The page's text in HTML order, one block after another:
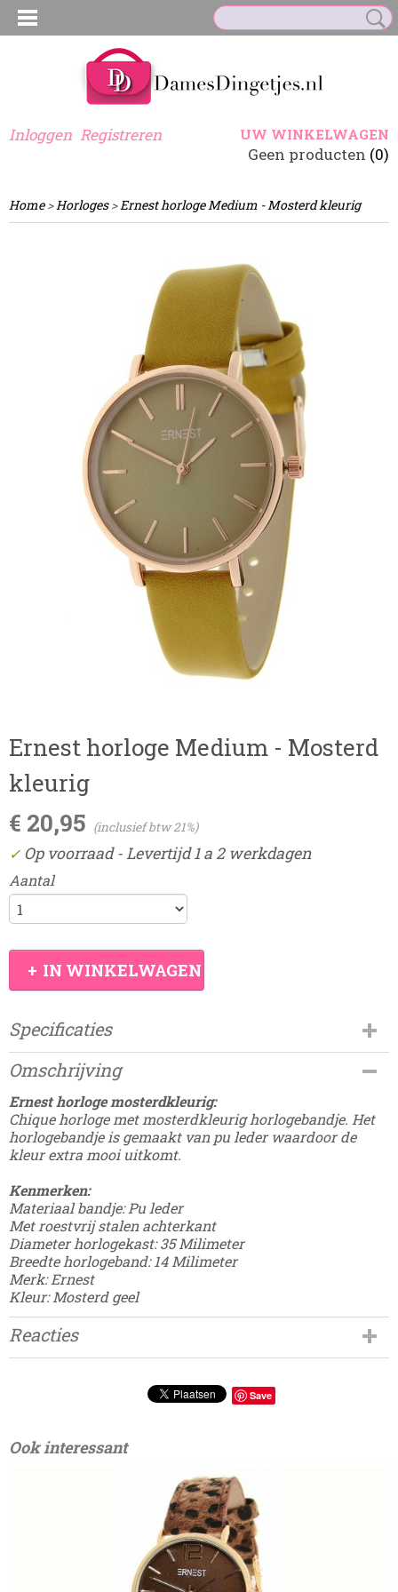
Inloggen Registreren UW WINKELWAGEN
Geen producten (0)
Home>Horloges>Ernest horloge Medium - Mosterd kleurig
Ernest horloge Medium - Mosterd
kleurig
€ 20,95 (inclusief btw 21%)
✓ Op voorraad- Levertijd 1 a 2 werkdagen
Aantal
IN WINKELWAGEN
Specificaties
Productcode
Damesdingetjes-13D
Omschrijving
Ernest horloge mosterdkleurig:
Chique horloge met mosterdkleurig horlogebandje. Het
horlogebandje is gemaakt van pu leder waardoor de
kleur extra mooi uitkomt.
Kenmerken:
Materiaal bandje: Pu leder
Met roestvrij stalen achterkant
Diameter horlogekast: 35 Milimeter
Breedte horlogeband: 14 Milimeter
Merk: Ernest
Kleur: Mosterd geel
Reacties
Save
Ook interessant